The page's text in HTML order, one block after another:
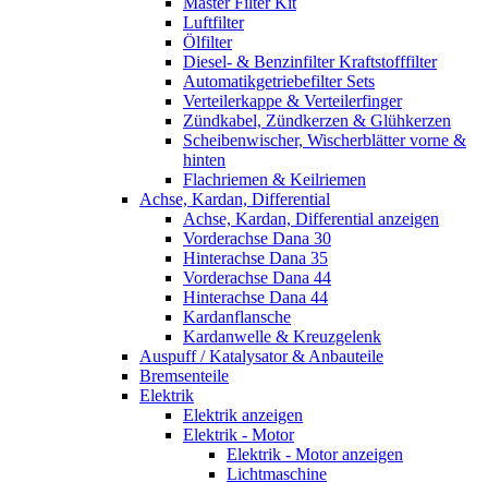
Luftfilter
Ölfilter
Diesel- & Benzinfilter Kraftstofffilter
Automatikgetriebefilter Sets
Verteilerkappe & Verteilerfinger
Zündkabel, Zündkerzen & Glühkerzen
Scheibenwischer, Wischerblätter vorne &
hinten
Flachriemen & Keilriemen
Achse, Kardan, Differential
Achse, Kardan, Differential anzeigen
Vorderachse Dana 30
Hinterachse Dana 35
Vorderachse Dana 44
Hinterachse Dana 44
Kardanflansche
Kardanwelle & Kreuzgelenk
Auspuff / Katalysator & Anbauteile
Bremsenteile
Elektrik
Elektrik anzeigen
Elektrik - Motor
Elektrik - Motor anzeigen
Lichtmaschine